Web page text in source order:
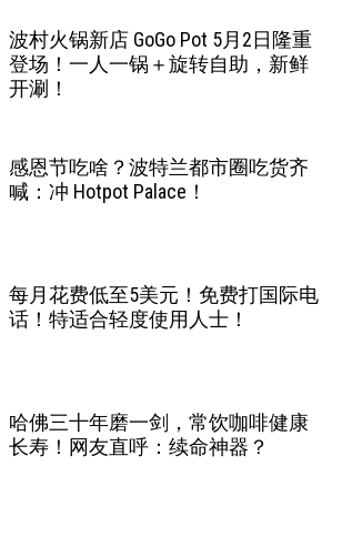
波村火锅新店 GoGo Pot 5月2日隆重
登场！一人一锅＋旋转自助，新鲜
开涮！
感恩节吃啥？波特兰都市圈吃货齐
喊：冲 Hotpot Palace！
每月花费低至5美元！免费打国际电
话！特适合轻度使用人士！
哈佛三十年磨一剑，常饮咖啡健康
长寿！网友直呼：续命神器？